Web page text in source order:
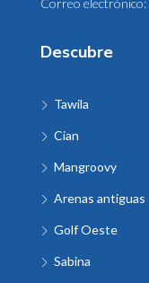
Correo electrónico:
Descubre
Tawila
Cian
Mangroovy
Arenas antiguas
Golf Oeste
Sabina